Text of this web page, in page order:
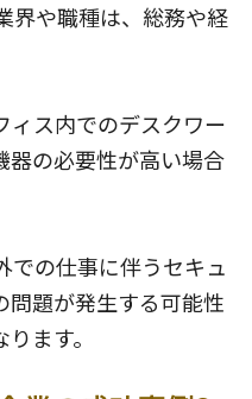
界や職種は、総務や経
ィス内でのデスクワー
器の必要性が高い場合
での仕事に伴うセキュ
問題が発生する可能性
ます。